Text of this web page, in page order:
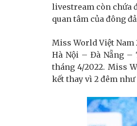
livestream còn chứa
quan tâm của đông
Miss World Việt Nam
Hà Nội – Đà Nẵng –
tháng 4/2022. Miss
kết thay vì 2 đêm như